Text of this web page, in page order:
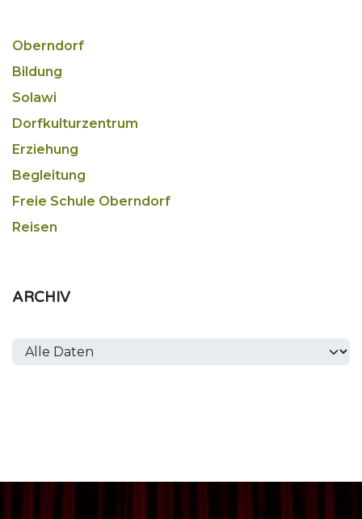
Oberndorf
Bildung
Solawi
Dorfkulturzentrum
Erziehung
Begleitung
Freie Schule Oberndorf
Reisen
ARCHIV